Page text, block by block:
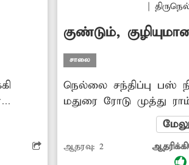
|
குண்டும்,
சாலை
நெல்லை சந்திப்பு பஸ்
மதுரை ரோடு முத்து
வரையிலான சாலை
உள்ளது. அங்குள்ள ஒரு
அருகே சிறிய பாலம்
ஆதரவு:2